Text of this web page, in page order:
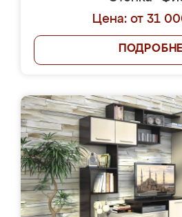
Цена: от 31